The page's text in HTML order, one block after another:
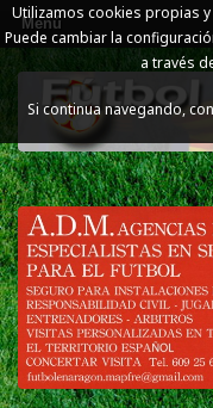
Utilizamos cookies propias
Puede cambiar la
a través
Si continua navegando,
Menú